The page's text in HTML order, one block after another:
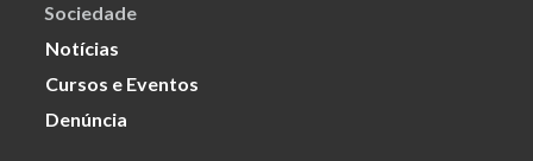
Sociedade
Notícias
Cursos e Eventos
Denúncia